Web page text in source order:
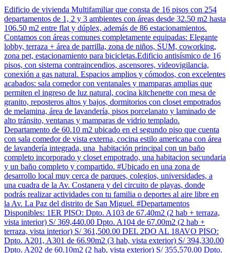
Edificio de vivienda Multifamiliar que consta de 16 pisos con 254
departamentos de 1, 2 y 3 ambientes con áreas desde 32.50 m2 hasta
106.50 m2 entre flat y dúplex, además de 86 estacionamientos.
Contamos con áreas comunes completamente equipadas: Elegante
lobby, terraza + área de parrilla, zona de niños, SUM, coworking,
zona pet, estacionamiento para bicicletas.Edificio antisísmico de 16
pisos, con sistema contraincendios, ascensores, videovigilancia,
conexión a gas natural. Espacios amplios y cómodos, con excelentes
acabados: sala comedor con ventanales y mamparas amplias que
permiten el ingreso de luz natural, cocina kitchenette con mesa de
granito, reposteros altos y bajos, dormitorios con closet empotrados
de melamina, área de lavandería, pisos porcelanato y laminado de
alto tránsito, ventanas y mamparas de vidrio templado.
Departamento de 60.10 m2 ubicado en el segundo piso que cuenta
con sala comedor de vista externa, cocina estilo americana con área
de lavandería integrada, una habitación principal con un baño
completo incorporado y closet empotrado, una habitacion secundaria
y un baño completo y compartido. #Ubicado en una zona de
desarrollo local muy cerca de parques, colegios, universidades, a
una cuadra de la Av. Costanera y del circuito de playas, donde
podrás realizar actividades con tu familia o deportes al aire libre en
la Av. La Paz del distrito de San Miguel. #Departamentos
Disponibles: 1ER PISO: Dpto. A103 de 67.40m2 (2 hab + terraza,
vista interior) S/ 369,440.00 Dpto. A104 de 67.00m2 (2 hab +
terraza, vista interior) S/ 361,500.00 DEL 2DO AL 18AVO PISO:
Dpto. A201, A301 de 66.90m2 (3 hab, vista exterior) S/ 394,330.00
Dpto. A202 de 60.10m2 (2 hab, vista exterior) S/ 355,570.00 Dpto.